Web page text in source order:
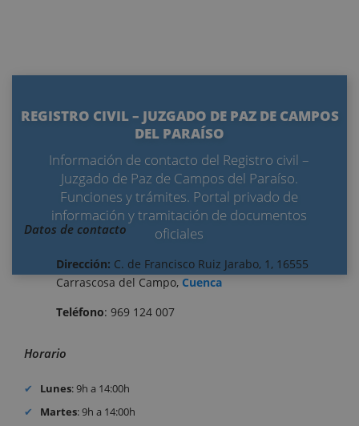
REGISTRO CIVIL – JUZGADO DE PAZ DE CAMPOS
DEL PARAÍSO
Información de contacto del Registro civil –
Juzgado de Paz de Campos del Paraíso.
Funciones y trámites. Portal privado de
información y tramitación de documentos
oficiales
Datos de contacto
Dirección: C. de Francisco Ruiz Jarabo, 1, 16555
Carrascosa del Campo, Cuenca
Teléfono: 969 124 007
Horario
Lunes: 9h a 14:00h
Martes: 9h a 14:00h